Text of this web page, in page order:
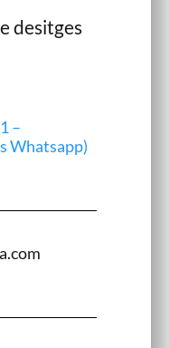
desitges
–
Whatsapp)